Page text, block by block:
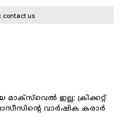
contact us
മാക്‌സ്‌വെൽ ഇല്ല; ക്രിക്കറ്റ്
വാർഷിക കരാർ